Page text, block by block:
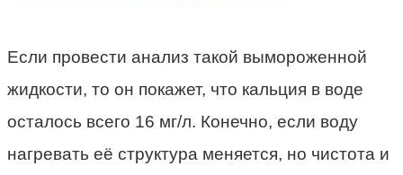
Если провести анализ такой вымороженной
жидкости, то он покажет, что кальция в воде
осталось всего 16 мг/л. Конечно, если воду
нагревать её структура меняется, но чистота и